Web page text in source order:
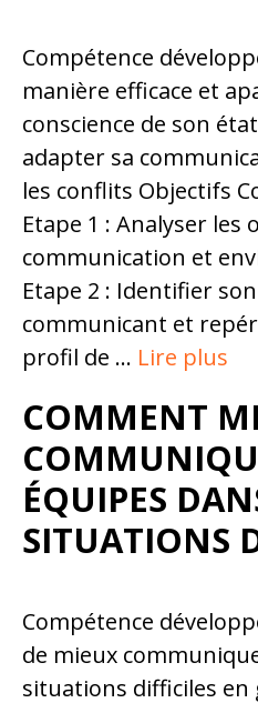
Compétence
manière efficace et
conscience de son
adapter sa
les conflits Objectifs
Etape 1 : Analyser les
communication et
Etape 2 : Identifier
communicant et
profil de … Lire plus
COMMENT
ÉQUIPES
SITUATIONS
Compétence
de mieux
situations difficiles en